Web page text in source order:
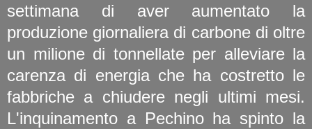
settimana di aver aumentato la
produzione giornaliera di carbone di oltre
un milione di tonnellate per alleviare la
carenza di energia che ha costretto le
fabbriche a chiudere negli ultimi mesi.
L'inquinamento a Pechino ha spinto la